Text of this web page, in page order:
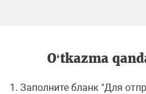
O‘tkazma
1. Заполните бланк "Для